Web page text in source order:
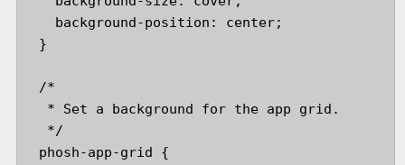
  background-position: center;
}
/*
* Set a background for the app grid.
*/
phosh-app-grid {